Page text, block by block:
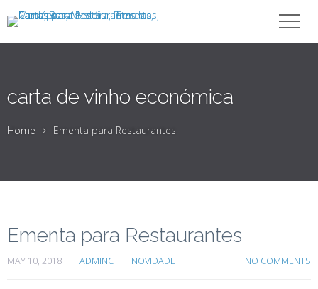
carta de vinho económica
Home Ementa para Restaurantes
Ementa para Restaurantes
MAY 10, 2018 ADMINC NOVIDADE NO COMMENTS